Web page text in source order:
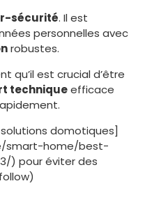
sécurité. Il est
personnelles avec
robustes.
qu’il est crucial d’être
techniqueefficace
solutions domotiques]
smart-home/best-
) pour éviter des